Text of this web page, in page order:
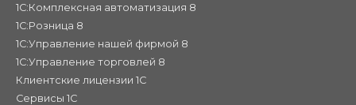
1С:Комплексная автоматизация 8
1С:Розница 8
1С:Управление нашей фирмой 8
1С:Управление торговлей 8
Клиентские лицензии 1С
Сервисы 1С